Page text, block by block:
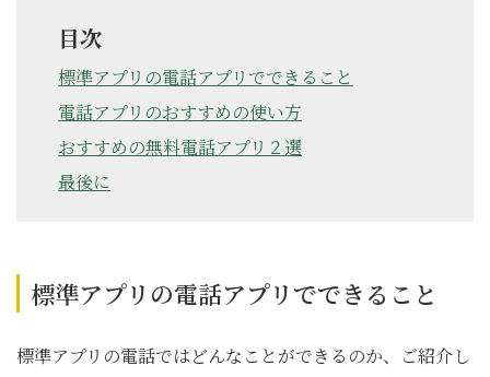
目次
標準アプリの電話アプリでできること
電話アプリのおすすめの使い方
おすすめの無料電話アプリ２選
最後に
標準アプリの電話アプリでできること
標準アプリの電話ではどんなことができるのか、ご紹介し